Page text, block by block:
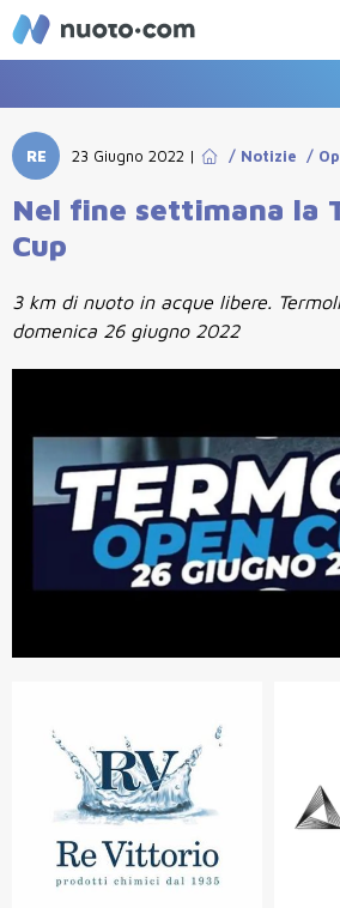
RE 23 Giugno 2022 | / Notizie /
Nel fine settimana la
Cup
3 km di nuoto in acque libere.
domenica 26 giugno 2022